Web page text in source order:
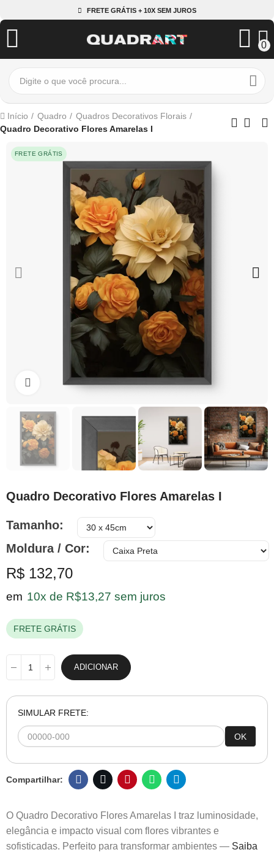
FRETE GRÁTIS + 10X SEM JUROS
0
Início Quadro
Quadros Decorativos Florais
Quadro Decorativo Flores Amarelas I
FRETE GRÁTIS
Clique para ampliar
Quadro Decorativo Flores Amarelas I
Tamanho
Moldura / Cor
R$ 132,70
em 10x de R$13,27 sem juros
FRETE GRÁTIS
ADICIONAR
SIMULAR FRETE:
OK
O Quadro Decorativo Flores Amarelas I traz luminosidade,
elegância e impacto visual com flores vibrantes e
sofisticadas. Perfeito para transformar ambientes — Saiba